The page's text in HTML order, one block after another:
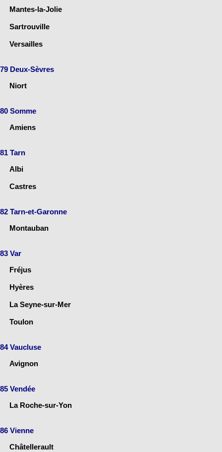
Mantes-la-Jolie
Sartrouville
Versailles
79 Deux-Sèvres
Niort
80 Somme
Amiens
81 Tarn
Albi
Castres
82 Tarn-et-Garonne
Montauban
83 Var
Fréjus
Hyères
La Seyne-sur-Mer
Toulon
84 Vaucluse
Avignon
85 Vendée
La Roche-sur-Yon
86 Vienne
Châtellerault